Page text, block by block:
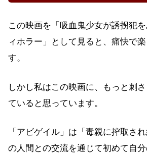
この映画を「吸血鬼少女が誘拐犯
ィホラー」として見ると、痛快で
す。
しかし私はこの映画に、もっと刺
ていると思っています。
「アビゲイル」は「毒親に搾取さ
の人間との交流を通じて初めて自